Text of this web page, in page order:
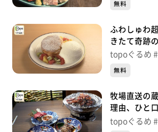
306【topoぐ
無料
ふわしゅわ
きたて奇跡
「Ball Park
め】
topoぐるめ
無料
牧場直送の
理由、ひと
肉はじめや
topoぐるめ